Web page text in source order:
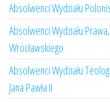
Absolwenci Wydziału
Absolwenci Wydziału
Wrocławskiego
Absolwenci Wydziału
Jana Pawła II